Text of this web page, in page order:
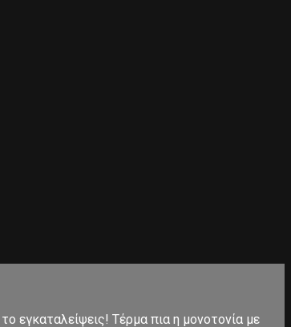
εγκαταλείψεις! Τέρμα πια η μονοτονία με